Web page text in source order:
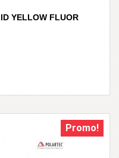
YELLOW FLUOR
Promo!